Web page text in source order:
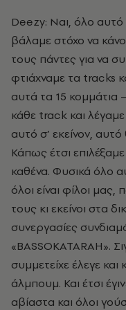
Deezy: Ναι, όλο αυτό
βάλαμε στόχο να
τους πάντες για να
φτιάχναμε τα tracks
αυτά τα 15 κομμάτια
κάθε track και
αυτό σ’ εκείνον,
Κάπως έτσι
καθένα. Φυσικά όλο
όλοι είναι φίλοι μας,
τους κι εκείνοι στα
συνεργασίες
«BASSOKATARAH».
συμμετείχε έλεγε
άλμπουμ. Και έτσι
αβίαστα και όλοι